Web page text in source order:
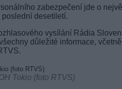
zabezpečení jde o
desetiletí.
vysílání Rádia
důležité informace, včetně
Tokio (foto RTVS)